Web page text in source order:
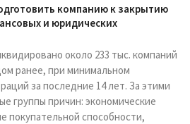
компанию к закрытию
и юридических
около 233 тыс. компаний
ранее, при минимальном
за последние 14 лет. За этими
группы причин: экономические
покупательной способности,